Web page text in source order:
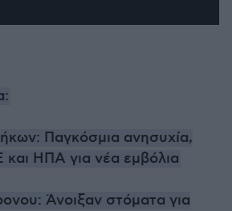
Παγκόσμια ανησυχία,
ΗΠΑ για νέα εμβόλια
Άνοιξαν στόματα για